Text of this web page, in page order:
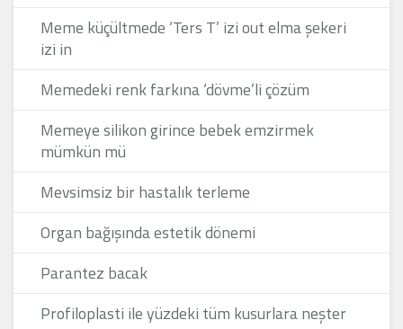
Meme küçültmede ‘Ters T’ izi out elma şekeri
izi in
Memedeki renk farkına ‘dövme’li çözüm
Memeye silikon girince bebek emzirmek
mümkün mü
Mevsimsiz bir hastalık terleme
Organ bağışında estetik dönemi
Parantez bacak
Profiloplasti ile yüzdeki tüm kusurlara neşter